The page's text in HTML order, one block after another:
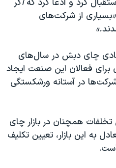
کرد و ادعا کرد کهاگر
«بسیاری از شرکت‌های
.»
چای دبش در سال‌های
برای فعالان این صنعت ایجاد
در آستانه ورشکستگی
تخلفات همچنان در بازار چای
به این بازار، تعیین تکلیف